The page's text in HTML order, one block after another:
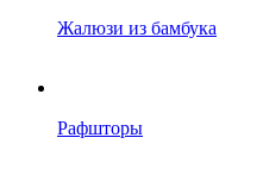
Жалюзи из бамбука
Рафшторы